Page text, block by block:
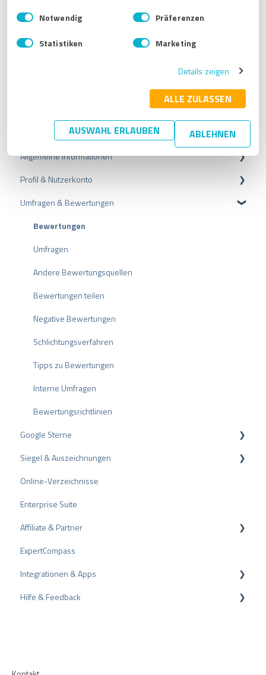
Impressum
Datenschutzbestimmungen
E
i
n
w
s
u
w
Notwendig Präferenzen
Statistiken Marketing
Details zeigen
ALLE ZULASSEN
AUSWAHL ERLAUBEN ABLEHNEN
Sehen zu viele 5-Sterne Bewertungen und eine 100%
Weiterempfehlungsquote auf ProvenExpert manipuliert aus?
Wie sieht der Bewertungsprozess für meine Kunden mit
Allgemeine Informationen
Datenschutz
Pakete und Preise
API
ProvenEmployer
Profil & Nutzerkonto
Profil-Einstellungen
Nutzerkonto
Rechnungsstellung
Umfragen & Bewertungen
Bewertungen
Umfragen
Andere Bewertungsquellen
Bewertungen teilen
Negative Bewertungen
Schlichtungsverfahren
Tipps zu Bewertungen
Interne Umfragen
Bewertungsrichtlinien
Google Sterne
Rich Snippet
Siegel & Auszeichnungen
PRO Seal
Bewertungssiegel
Auszeichnungen
Online-Verzeichnisse
Enterprise Suite
Affiliate & Partner
Partnerprogramm
Empfehlung
ExpertCompass
Integrationen & Apps
CMS-Plugins
Hilfe & Feedback